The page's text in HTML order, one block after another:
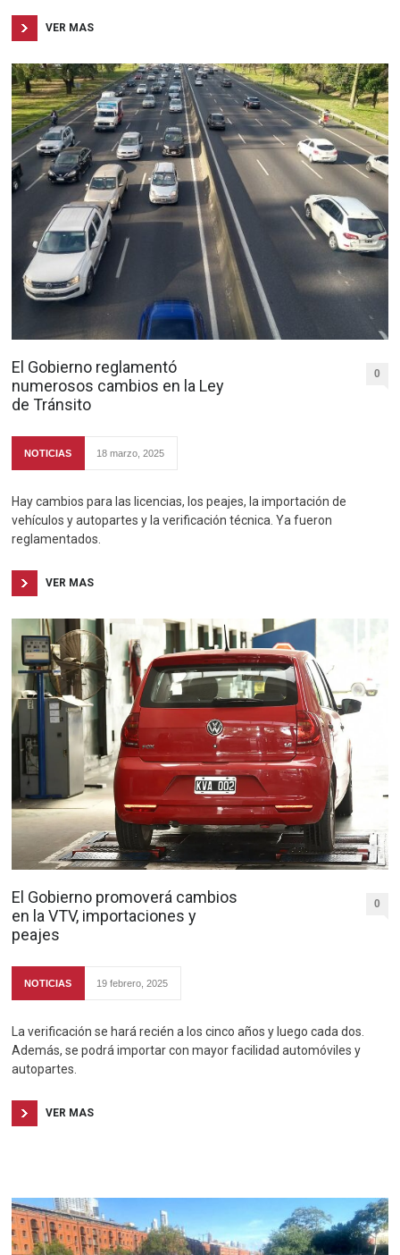
VER MAS
El Gobierno reglamentó
numerosos cambios en la Ley
de Tránsito
0
NOTICIAS 18 marzo, 2025
Hay cambios para las licencias, los peajes, la importación de
vehículos y autopartes y la verificación técnica. Ya fueron
reglamentados.
VER MAS
El Gobierno promoverá cambios
en la VTV, importaciones y
peajes
0
NOTICIAS 19 febrero, 2025
La verificación se hará recién a los cinco años y luego cada dos.
Además, se podrá importar con mayor facilidad automóviles y
autopartes.
VER MAS